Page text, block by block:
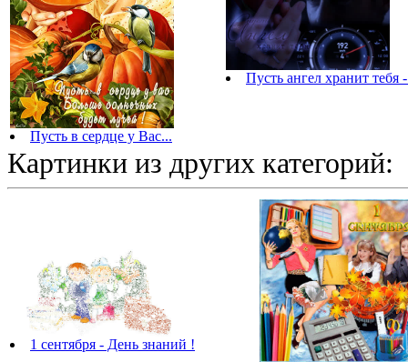
Пусть в сердце у Вас...
Пусть ангел хранит тебя
Картинки из других категорий:
1 сентября - День знаний !